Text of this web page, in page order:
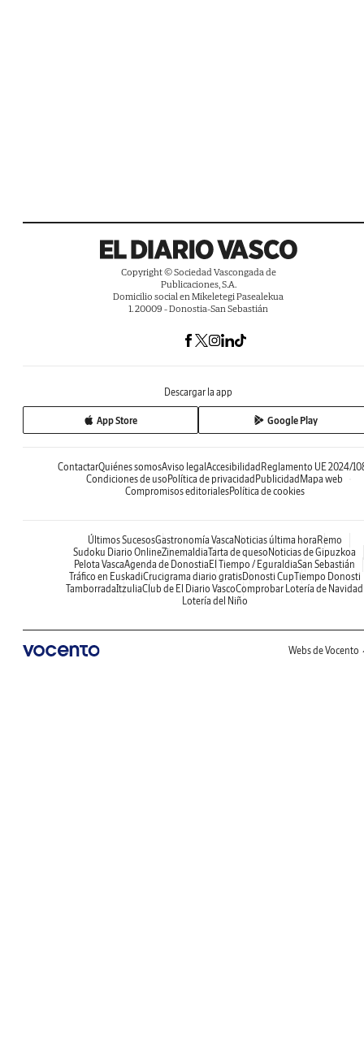
Copyright © Sociedad Vascongada de
Publicaciones, S.A.
Domicilio social en Mikeletegi Pasealekua
1. 20009 - Donostia-San Sebastián
Descargar la app
App Store Google Play
ContactarQuiénes somosAviso legal Accesibilidad Reglamento UE 2024/
Condiciones de uso Política de privacidad Publicidad Mapa web
Compromisos editorialesPolítica de cookies
Últimos SucesosGastronomía Vasca Noticias última hora Remo
Sudoku Diario OnlineZinemaldiaTarta de queso Noticias de Gipuzkoa
Pelota VascaAgenda de Donostia El Tiempo / EguraldiaSan Sebastián
Tráfico en EuskadiCrucigrama diario gratisDonosti CupTiempo Donosti
TamborradaItzuliaClub de El Diario VascoComprobar Lotería de Navidad
Lotería del Niño
Webs de Vocento